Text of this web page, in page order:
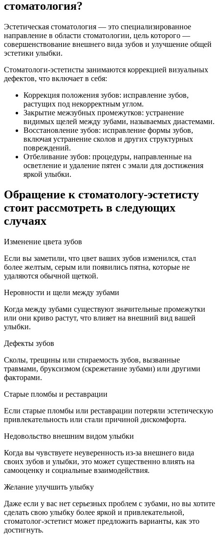
стоматология?
Эстетическая стоматология — это специализированное
направление в области стоматологии, цель которого —
совершенствование внешнего вида зубов и улучшение общей
эстетики улыбки.
Стоматологи-эстетисты занимаются коррекцией визуальных
дефектов, что включает в себя:
Коррекция положения зубов: исправление зубов,
растущих под некорректным углом.
Закрытие межзубных промежутков: устранение
видимых щелей между зубами, называемых диастемами.
Восстановление зубов: исправление формы зубов,
включая устранение сколов и других структурных
повреждений.
Отбеливание зубов: процедуры, направленные на
осветление и удаление пятен с эмали для достижения
яркой улыбки.
Обращение к стоматологу-эстетисту
стоит рассмотреть в следующих
случаях
Изменение цвета зубов
Если вы заметили, что цвет ваших зубов изменился, стал
более желтым, серым или появились пятна, которые не
удаляются обычной щеткой.
Неровности и щели между зубами
Когда между зубами существуют значительные промежутки
или они криво растут, что влияет на внешний вид вашей
улыбки.
Дефекты зубов
Сколы, трещины или стираемость зубов, вызванные
травмами, бруксизмом (скрежетание зубами) или другими
факторами.
Старые пломбы и реставрации
Если старые пломбы или реставрации потеряли эстетическую
привлекательность или стали причиной дискомфорта.
Недовольство внешним видом улыбки
Когда вы чувствуете неуверенность из-за внешнего вида
своих зубов и улыбки, это может существенно влиять на
самооценку и социальные взаимодействия.
Желание улучшить улыбку
Даже если у вас нет серьезных проблем с зубами, но вы хотите
сделать свою улыбку более яркой и привлекательной,
стоматолог-эстетист может предложить варианты, как это
достигнуть.